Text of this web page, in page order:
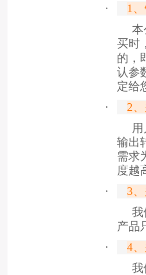
· 1
本
买时，
的，
认参
定给
·
2
输出
需求
度越
·
3
我
产品
·
4
我